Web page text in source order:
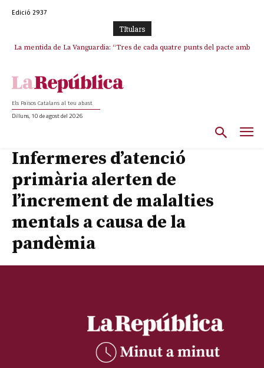
Edició 2937
TItulars
La mentida de La Vanguardia: “Tres de cada quatre punts del pacte amb
La covardia de l’independentisme català frena la caiguda de l’Estat a
Els Països Catalans al teu abast
Dilluns, 10 de agost del 2026
Infermeres d’atenció
primària alerten de
l’increment de malalties
mentals a causa de la
pandèmia